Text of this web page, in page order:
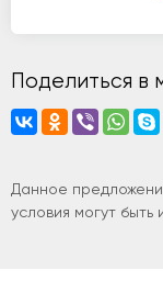
Поделиться в
Данное
условия могут быть